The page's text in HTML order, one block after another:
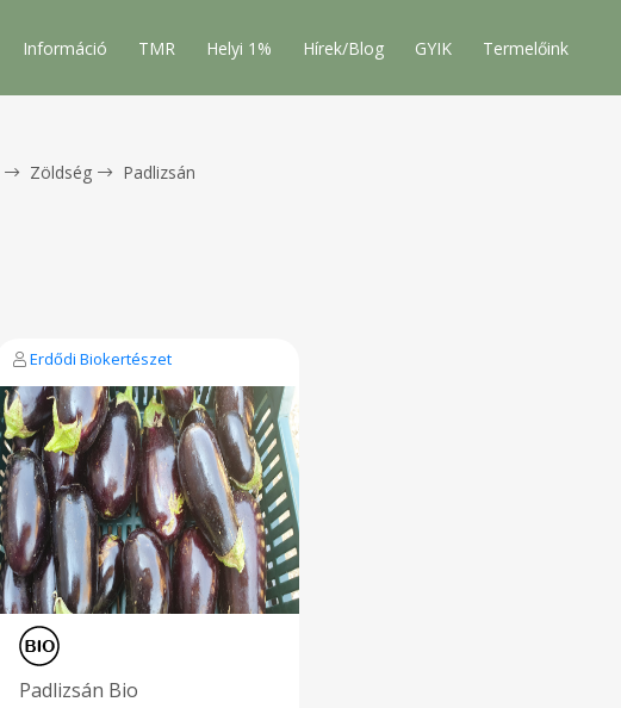
Információ TMR Helyi 1% Hírek/Blog GYIK Termelőink
Zöldség Padlizsán
Erdődi Biokertészet
Padlizsán Bio